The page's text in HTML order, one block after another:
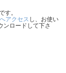
す。
アクセス し、お使い
ンロードして下さ